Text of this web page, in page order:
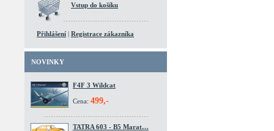
Vstup do košíku
Přihlášení | Registrace zákazníka
NOVINKY
F4F 3 Wildcat
Cena: 499,-
TATRA 603 - B5 Marat…